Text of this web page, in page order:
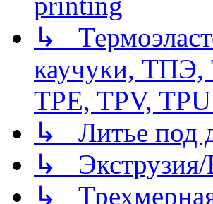
↳
каучуки, ТПЭ,
TPE, TPV,
↳ Литье под
↳ Экструзия/
↳